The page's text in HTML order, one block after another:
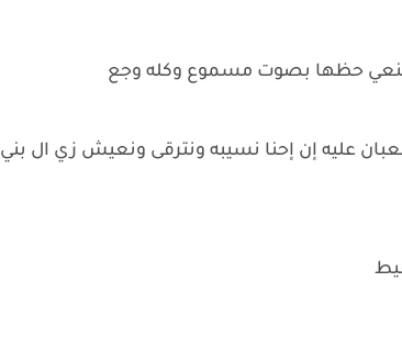
حظها بصوت مسموع وكله وجع
عليه إن إحنا نسيبه ونترقى ونعيش زي ال بني